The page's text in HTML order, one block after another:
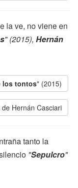
la ve, no viene en
" (2015), Hernán
los tontos" (2015)
de Hernán Casciari
tanto la
"Sepulcro"